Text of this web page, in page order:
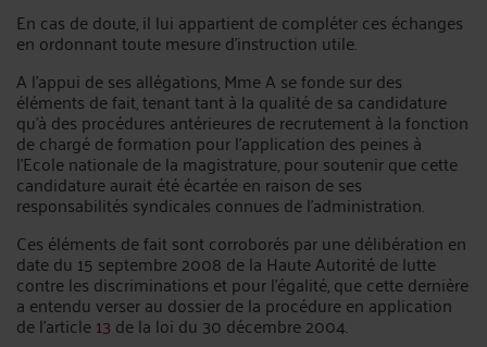
En cas de doute, il lui appartient de compléter ces échanges
en ordonnant toute mesure d’instruction utile.
A l’appui de ses allégations, Mme A se fonde sur des
éléments de fait, tenant tant à la qualité de sa candidature
qu’à des procédures antérieures de recrutement à la fonction
de chargé de formation pour l’application des peines à
l’Ecole nationale de la magistrature, pour soutenir que cette
candidature aurait été écartée en raison de ses
responsabilités syndicales connues de l’administration.
Ces éléments de fait sont corroborés par une délibération en
date du 15 septembre 2008 de la Haute Autorité de lutte
contre les discriminations et pour l’égalité, que cette dernière
a entendu verser au dossier de la procédure en application
de l’article13 de la loi du 30 décembre 2004.